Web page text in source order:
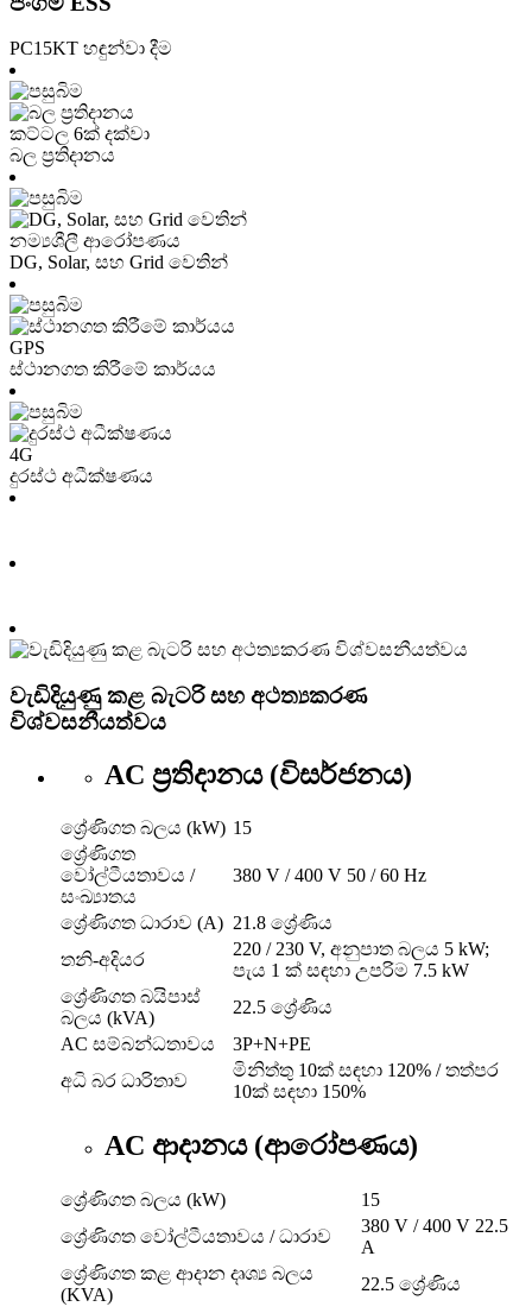
PC15KT හඳුන්වා දීම
කට්ටල 6ක් දක්වා
බල ප්‍රතිදානය
නම්‍යශීලී ආරෝපණය
DG, Solar, සහ Grid වෙතින්
GPS
ස්ථානගත කිරීමේ කාර්යය
4G
දුරස්ථ අධීක්ෂණය
වැඩිදියුණු කළ බැටරි සහ අථත්‍යකරණ
විශ්වසනීයත්වය
AC ප්‍රතිදානය (විසර්ජනය)
ශ්‍රේණිගත බලය (kW) 15
ශ්‍රේණිගත
වෝල්ටීයතාවය /
සංඛ්‍යාතය
380 V / 400 V 50 / 60 Hz
ශ්‍රේණිගත ධාරාව (A) 21.8 ශ්‍රේණිය
තනි-අදියර
220 / 230 V, අනුපාත බලය 5 kW;
පැය 1 ක් සඳහා උපරිම 7.5 kW
ශ්‍රේණිගත බයිපාස්
බලය (kVA)
22.5 ශ්‍රේණිය
AC සම්බන්ධතාවය
3P+N+PE
අධි බර ධාරිතාව
මිනිත්තු 10ක් සඳහා 120% / තත්පර
10ක් සඳහා 150%
AC ආදානය (ආරෝපණය)
ශ්‍රේණිගත බලය (kW)
15
ශ්‍රේණිගත වෝල්ටීයතාවය / ධාරාව
380 V / 400 V 22.5
A
ශ්‍රේණිගත කළ ආදාන දෘශ්‍ය බලය
(KVA)
22.5 ශ්‍රේණිය